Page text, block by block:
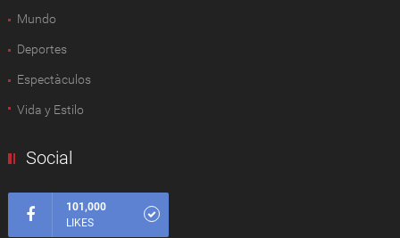
Mundo
Deportes
Espectàculos
Vida y Estilo
Social
101,000
LIKES